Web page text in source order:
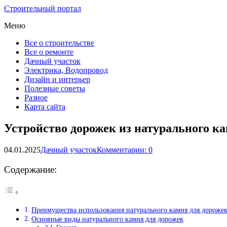
Строительный портал
Меню
Все о строительстве
Все о ремонте
Дачный участок
Электрика, Водопровод
Дизайн и интерьер
Полезные советы
Разное
Карта сайта
Устройство дорожек из натурального
04.01.2025Дачный участокКомментарии: 0
Содержание:
Преимущества использования натурального камня для дорожек
Основные виды натурального камня для дорожек